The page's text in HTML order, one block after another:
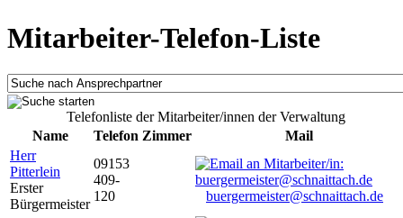
Mitarbeiter-Telefon-Liste
Telefonliste der Mitarbeiter/innen der Verwaltung
Name
Telefon Zimmer
Mail
Herr
Pitterlein
Erster
Bürgermeister
09153
409-
120
buergermeister@schnaittach.de